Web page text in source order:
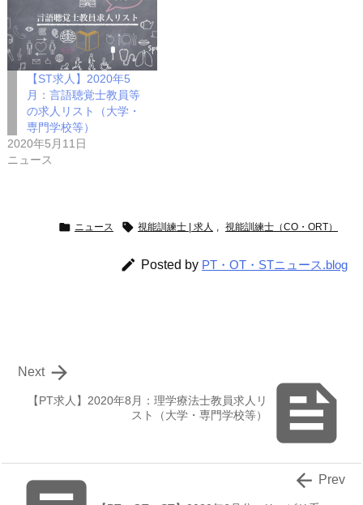
【ST求人】2020年5
月：言語聴覚士教員等
の求人リスト（大学・
専門学校等）
2020年5月11日
ニュース
 ニュース  視能訓練士 | 求人 , 視能訓練士（CO・ORT）
 Posted by PT・OT・STニュース.blog

【PT求人】2020年8月：理学療法士教員求人リ
スト（大学・専門学校等）

Next
 Prev